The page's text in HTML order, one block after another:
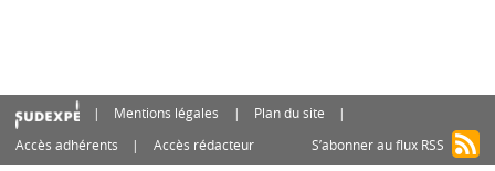
Mentions légales
Plan du site
Accès adhérents
Accès rédacteur S’abonner au flux RSS